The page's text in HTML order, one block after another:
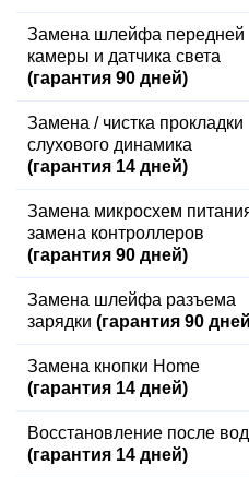
Замена шлейфа передней
камеры и датчика света
(гарантия 90 дней)
Замена / чистка прокладки
слухового динамика
(гарантия 14 дней)
Замена микросхем
замена контроллеров
(гарантия 90 дней)
Замена шлейфа разъема
зарядки (гарантия 90
Замена кнопки Home
(гарантия 14 дней)
Восстановление после
(гарантия 14 дней)